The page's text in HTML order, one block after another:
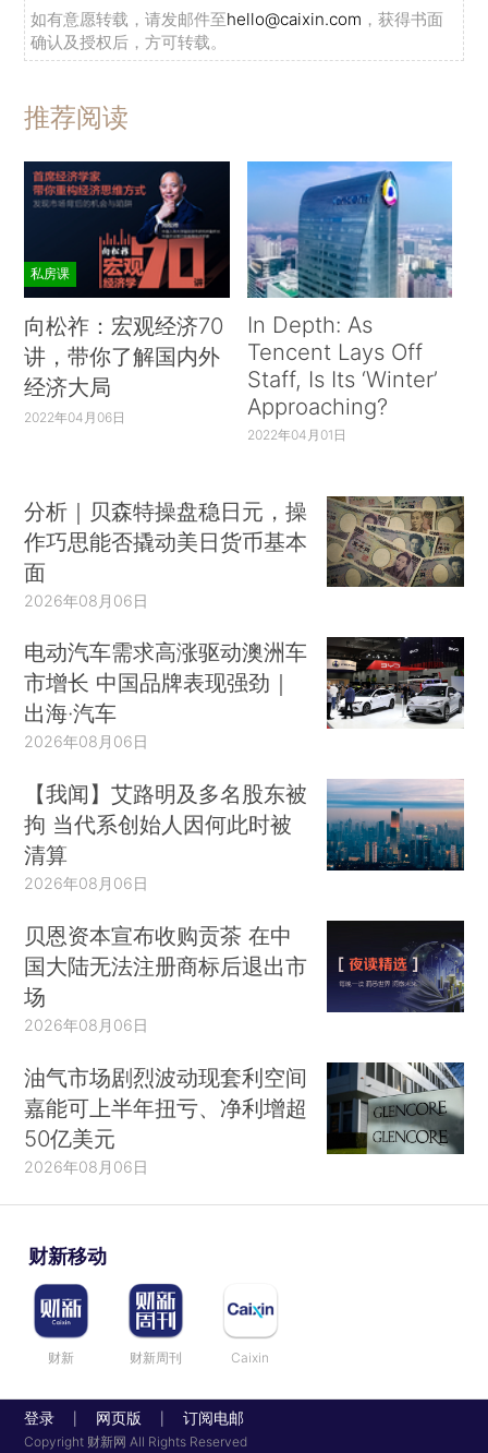
如有意愿转载，请发邮件至hello@caixin.com ，获得书面
确认及授权后，方可转载。
推荐阅读
私房课
向松祚：宏观经济70
讲，带你了解国内外
经济大局
2022年04月06日
In Depth: As
Tencent Lays Off
Staff, Is Its ‘Winter’
Approaching?
2022年04月01日
分析｜贝森特操盘稳日元，操
作巧思能否撬动美日货币基本
面
2026年08月06日
电动汽车需求高涨驱动澳洲车
市增长 中国品牌表现强劲｜
出海·汽车
2026年08月06日
【我闻】艾路明及多名股东被
拘 当代系创始人因何此时被
清算
2026年08月06日
贝恩资本宣布收购贡茶 在中
国大陆无法注册商标后退出市
场
2026年08月06日
油气市场剧烈波动现套利空间
嘉能可上半年扭亏、净利增超
50亿美元
2026年08月06日
财新移动
财新 财新周刊 Caixin
登录 网页版 订阅电邮
Copyright 财新网 All Rights Reserved